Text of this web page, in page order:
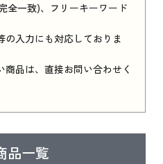
全一致)、フリーキーワード
の入力にも対応しておりま
商品は、直接お問い合わせく
品一覧